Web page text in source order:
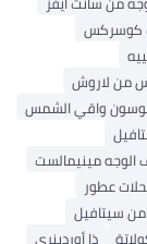
كوسركس
من لاروش
واقي الشمس
مينيمالست
عطور
سيتافيل
ذا أوردينري